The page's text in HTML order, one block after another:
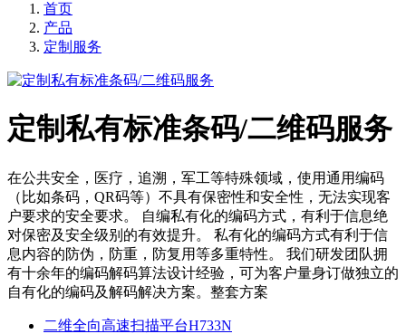
首页
产品
定制服务
定制私有标准条码/二维码服务
在公共安全，医疗，追溯，军工等特殊领域，使用通用编码
（比如条码，QR码等）不具有保密性和安全性，无法实现客
户要求的安全要求。 自编私有化的编码方式，有利于信息绝
对保密及安全级别的有效提升。 私有化的编码方式有利于信
息内容的防伪，防重，防复用等多重特性。 我们研发团队拥
有十余年的编码解码算法设计经验，可为客户量身订做独立的
自有化的编码及解码解决方案。整套方案
二维全向高速扫描平台H733N